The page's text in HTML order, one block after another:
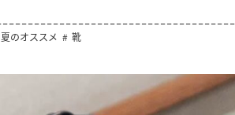
夏のオススメ 靴